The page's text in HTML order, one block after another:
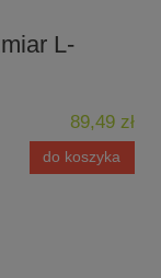
L-
89,49 zł
do koszyka